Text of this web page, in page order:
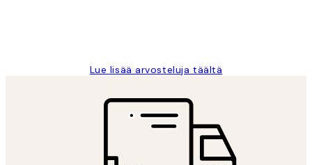
Lue lisää arvosteluja täältä